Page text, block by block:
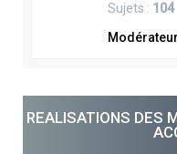
Sujets : 104
REALISATIONS DES